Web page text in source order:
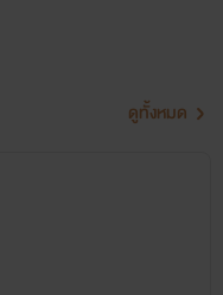
งเพลง
ดูทั้งหมด